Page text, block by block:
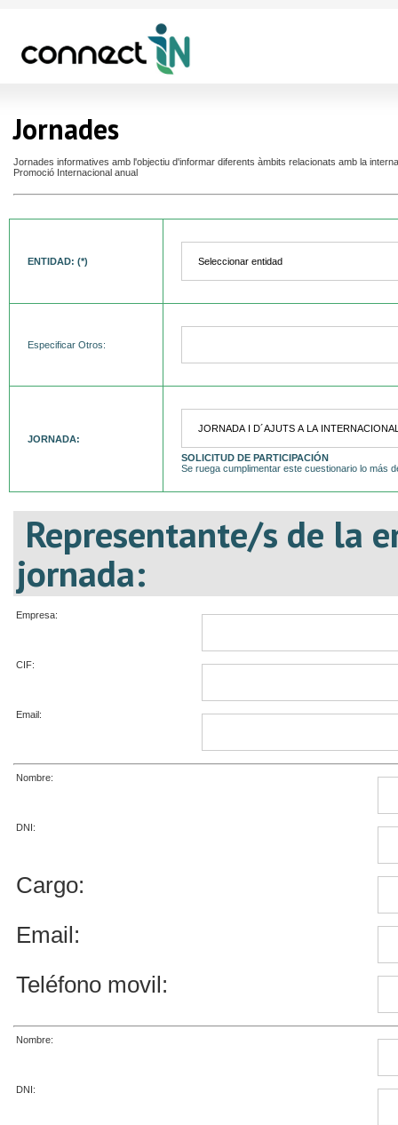
Jornades
Jornades informatives amb l'objectiu d'informar diferents àmbits relacionats amb la
Promoció Internacional anual
ENTIDAD: (*)
Especificar Otros:
JORNADA:
SOLICITUD DE PARTICIPACIÓN
Se ruega cumplimentar este cuestionario lo más
Representante/s de la
jornada:
Empresa:
CIF:
Email:
Nombre:
DNI:
Cargo:
Email:
Teléfono movil:
Nombre:
DNI: